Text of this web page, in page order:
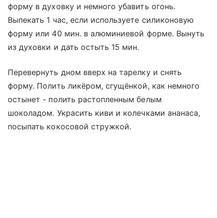
форму в духовку и немного убавить огонь.
Выпекать 1 час, если используете силиконовую
форму или 40 мин. в алюминиевой форме. Вынуть
из духовки и дать остыть 15 мин.
Перевернуть дном вверх на тарелку и снять
форму. Полить ликёром, сгущёнкой, как немного
остынет - полить растопленным белым
шоколадом. Украсить киви и колечками ананаса,
посыпать кокосовой стружкой.